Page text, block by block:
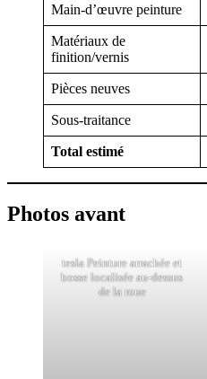
Main-d’œuvre peinture
Matériaux de
finition/vernis
Pièces neuves
Sous-traitance
Total estimé
Photos avant
tesla Peinture arrachée et
bosse localisée au-dessus
de la roue